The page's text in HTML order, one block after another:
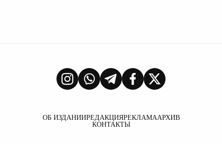
ОБ ИЗДАНИИРЕДАКЦИЯРЕКЛАМААРХИВ
КОНТАКТЫ